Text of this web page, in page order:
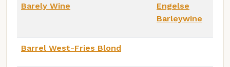
Barely Wine
Engelse
Barleywine
Barrel West-Fries Blond